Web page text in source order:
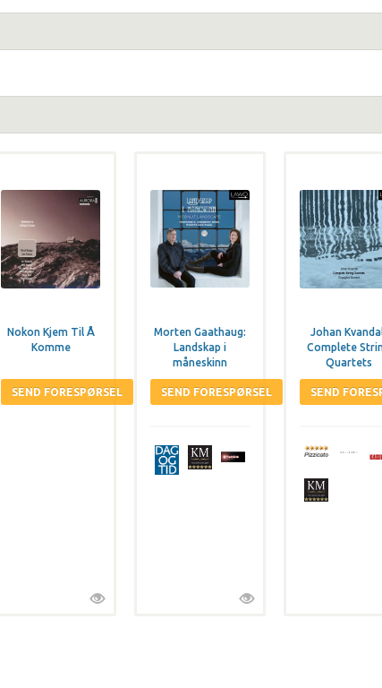
Nokon Kjem Til Å
Komme
Morten Gaathaug:
Landskap i
måneskinn
Johan
Complete
Quartets